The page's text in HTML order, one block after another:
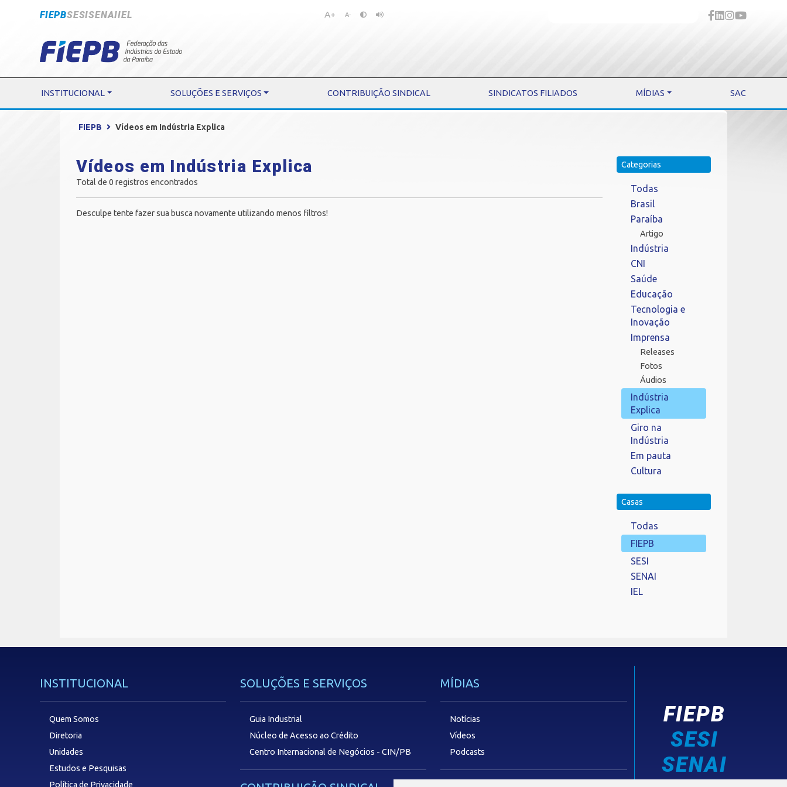
FIEPBSESISENAIIEL
Pular
Pular
A+ A-
INSTITUCIONAL SOLUÇÕES E SERVIÇOS CONTRIBUIÇÃO SINDICAL SINDICATOS FILIADOS MÍDIAS SAC
FIEPB Vídeos em Indústria Explica
Vídeos em Indústria Explica
Total de 0 registros encontrados
Desculpe tente fazer sua busca novamente utilizando menos filtros!
Categorias
Todas
Brasil
Paraíba
Artigo
Indústria
CNI
Saúde
Educação
Tecnologia e
Inovação
Imprensa
Releases
Fotos
Áudios
Indústria
Explica
Giro na
Indústria
Em pauta
Cultura
Casas
Todas
FIEPB
SESI
SENAI
IEL
INSTITUCIONAL
Quem Somos
Diretoria
Unidades
Estudos e Pesquisas
Política de Privacidade
SOLUÇÕES E SERVIÇOS
Guia Industrial
Núcleo de Acesso ao Crédito
Centro Internacional de Negócios - CIN/PB
MÍDIAS
Notícias
Vídeos
Podcasts
FIEPB
SESI
SENAI